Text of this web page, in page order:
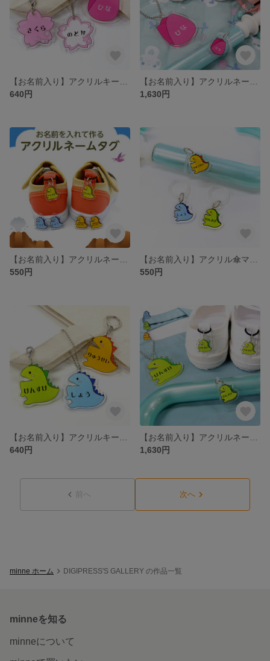
640円
1,630円
550円
550円
640円
1,630円
前へ 次へ
minne ホーム DIGIPRESS'S GALLERY の作品一覧
minneを知る
minneについて